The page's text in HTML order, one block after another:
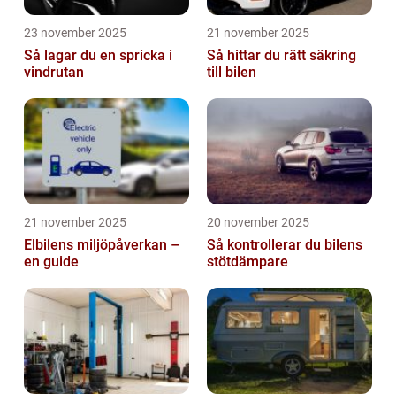
23 november 2025
Så lagar du en spricka i
vindrutan
21 november 2025
Så hittar du rätt säkring
till bilen
21 november 2025
Elbilens miljöpåverkan –
en guide
20 november 2025
Så kontrollerar du bilens
stötdämpare